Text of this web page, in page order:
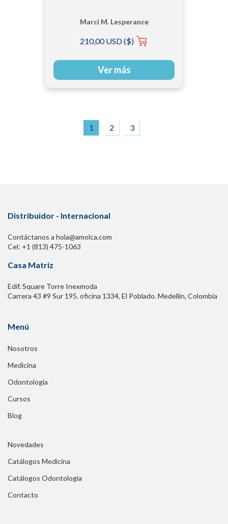
Marci M. Lesperance
210,00 USD ($)
Ver más
1 2 3
Distribuidor - Internacional
Contáctanos a hola@amolca.com
Cel: +1 (813) 475-1063
Casa Matriz
Edif. Square Torre Inexmoda
Carrera 43 #9 Sur 195. oficina 1334, El Poblado. Medellín, Colombia
Menú
Nosotros
Medicina
Odontología
Cursos
Blog
Novedades
Catálogos Medicina
Catálogos Odontología
Contacto